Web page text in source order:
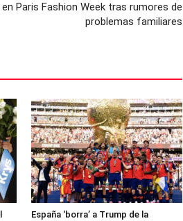
Paris Fashion Week tras rumores de
problemas familiares
España ‘borra’ a Trump de la